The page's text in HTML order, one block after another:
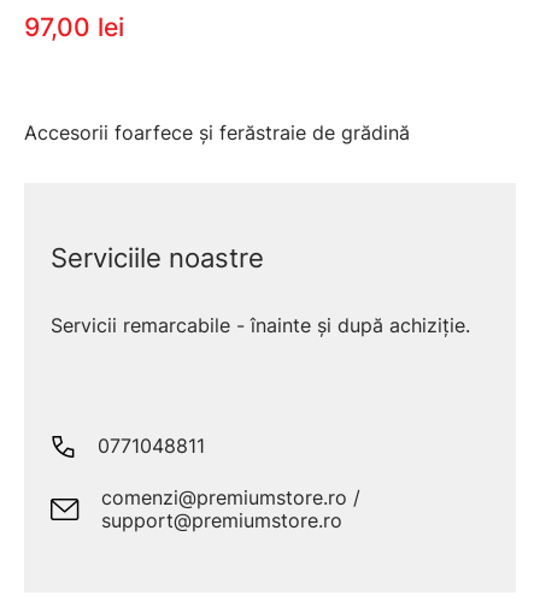
97,00 lei
Accesorii foarfece şi ferăstraie de grădină
Serviciile noastre
Servicii remarcabile - înainte și după achiziție.
0771048811
comenzi@premiumstore.ro /
support@premiumstore.ro